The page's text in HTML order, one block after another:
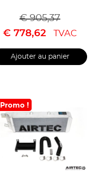
€905,37
€ 778,62 TVAC
Ajouter au panier
Promo !